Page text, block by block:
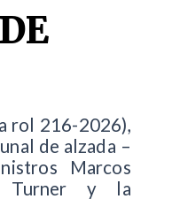
rol 216-2026),
de alzada –
Marcos
Turner y la